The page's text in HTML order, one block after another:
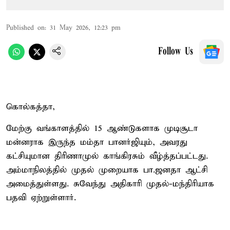
Published on: 31 May 2026, 12:23 pm
Follow Us
கொல்கத்தா,
மேற்கு வங்காளத்தில் 15 ஆண்டுகளாக முடிசூடா
மன்னராக இருந்த மம்தா பானர்ஜியும், அவரது
கட்சியுமான திரிணாமுல் காங்கிரசும் வீழ்த்தப்பட்டது.
அம்மாநிலத்தில் முதல் முறையாக பா.ஜனதா ஆட்சி
அமைத்துள்ளது. சுவேந்து அதிகாரி முதல்-மந்திரியாக
பதவி ஏற்றுள்ளார்.